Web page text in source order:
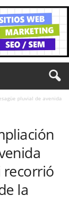
pluvial de avenida
recorrió
la